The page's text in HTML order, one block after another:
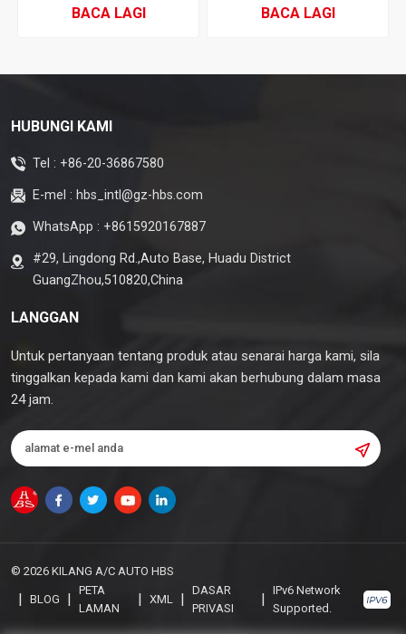
BACA LAGI
BACA LAGI
HUBUNGI KAMI
Tel : +86-20-36867580
E-mel : hbs_intl@gz-hbs.com
WhatsApp : +8615920167887
#29, Lingdong Rd.,Auto Base, Huadu District
GuangZhou,510820,China
LANGGAN
Untuk pertanyaan tentang produk atau senarai harga kami, sila
tinggalkan kepada kami dan kami akan berhubung dalam masa
24 jam.
© 2026 KILANG A/C AUTO HBS
BLOG
PETA
LAMAN
XML
DASAR
PRIVASI
IPv6 Network
Supported.